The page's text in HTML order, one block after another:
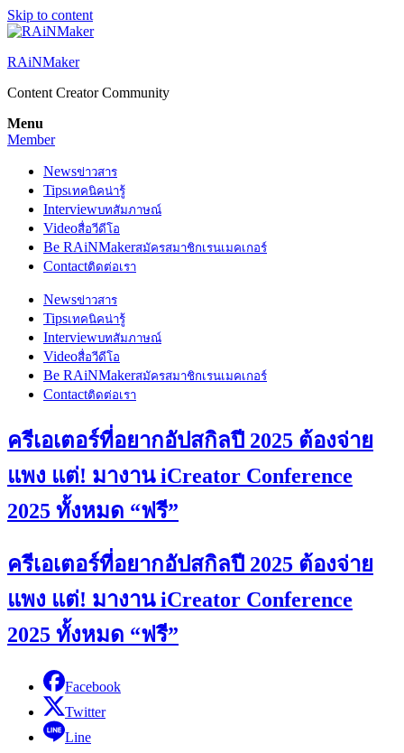
Skip to content
RAiNMaker
Content Creator Community
Menu
Member
Newsข่าวสาร
Tipsเทคนิคน่ารู้
Interviewบทสัมภาษณ์
Videoสื่อวีดีโอ
Be RAiNMakerสมัครสมาชิกเรนเมคเกอร์
Contactติดต่อเรา
Newsข่าวสาร
Tipsเทคนิคน่ารู้
Interviewบทสัมภาษณ์
Videoสื่อวีดีโอ
Be RAiNMakerสมัครสมาชิกเรนเมคเกอร์
Contactติดต่อเรา
ครีเอเตอร์ที่อยากอัปสกิลปี 2025 ต้องจ่าย
แพง แต่! มางาน iCreator Conference
2025 ทั้งหมด “ฟรี”
ครีเอเตอร์ที่อยากอัปสกิลปี 2025 ต้องจ่าย
แพง แต่! มางาน iCreator Conference
2025 ทั้งหมด “ฟรี”
Facebook
Twitter
Line